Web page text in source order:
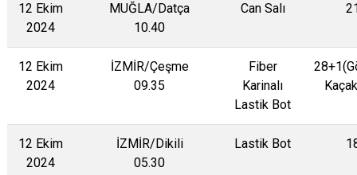
12 Ekim
2024
MUĞLA/Datça
10.40
Can Salı
12 Ekim
2024
İZMİR/Çeşme
09.35
Fiber
Karinalı
Lastik Bot
12 Ekim
2024
İZMİR/Dikili
05.30
Lastik Bot